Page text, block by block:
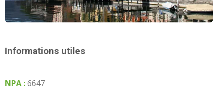
Informations utiles
NPA :6647